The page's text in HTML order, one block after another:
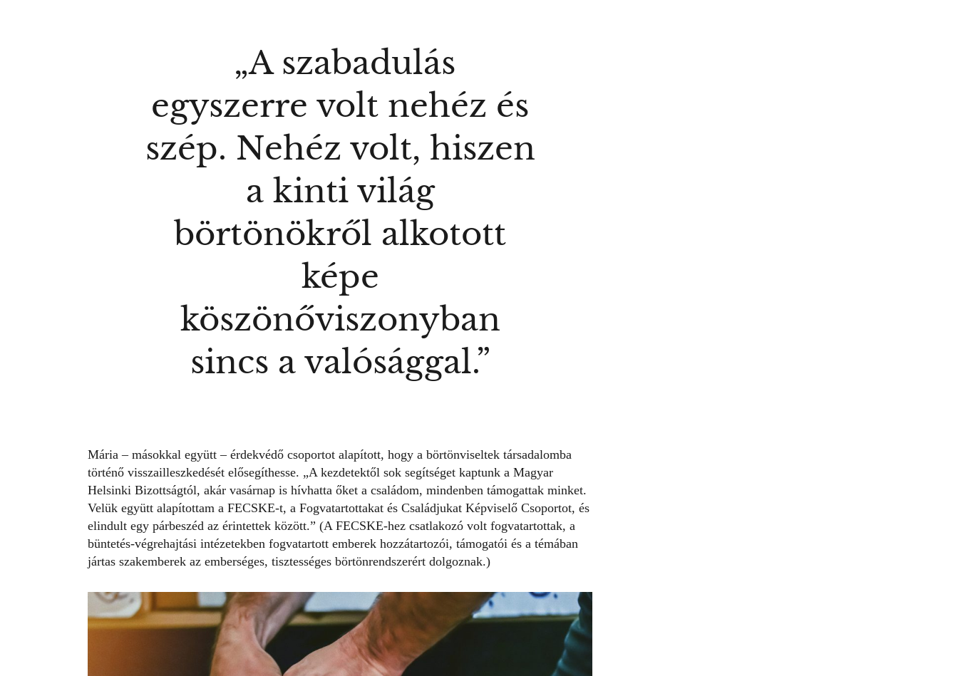
„A szabadulás
egyszerre volt nehéz és
szép. Nehéz volt, hiszen
a kinti világ
börtönökről alkotott
képe
köszönőviszonyban
sincs a valósággal.”
Mária – másokkal együtt – érdekvédő csoportot alapított, hogy a börtönviseltek társadalomba
történő visszailleszkedését elősegíthesse. „A kezdetektől sok segítséget kaptunk a Magyar
Helsinki Bizottságtól, akár vasárnap is hívhatta őket a családom, mindenben támogattak minket.
Velük együtt alapítottam a FECSKE-t, a Fogvatartottakat és Családjukat Képviselő Csoportot, és
elindult egy párbeszéd az érintettek között.” (A FECSKE-hez csatlakozó volt fogvatartottak, a
büntetés-végrehajtási intézetekben fogvatartott emberek hozzátartozói, támogatói és a témában
jártas szakemberek az emberséges, tisztességes börtönrendszerért dolgoznak.)